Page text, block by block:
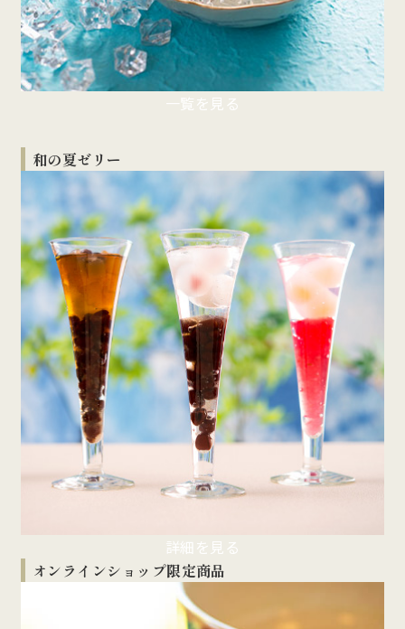
一覧を見る
和の夏ゼリー
詳細を見る
オンラインショップ限定商品